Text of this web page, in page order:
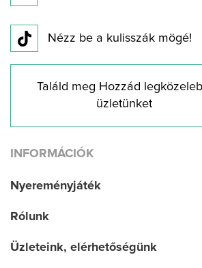
Nézz be a kulisszák mögé!
Találd meg Hozzád
üzletünket
INFORMÁCIÓK
Nyereményjáték
Rólunk
Üzleteink, elérhetőségünk